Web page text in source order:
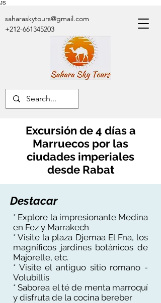
JS
saharaskytours@gmail.com
+212-661345203
Excursión de 4 días a
Marruecos por las
ciudades imperiales
desde Rabat
Destacar
* Explore la impresionante Medina
en Fez y Marrakech
* Visite la plaza Djemaa El Fna, los
magníficos jardines botánicos de
Majorelle, etc.
* Visite el antiguo sitio romano -
Volubillis
* Saborea el té de menta marroquí
y disfruta de la cocina bereber